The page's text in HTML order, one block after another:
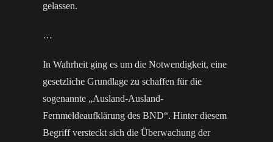
gelassen.
…
In Wahrheit ging es um die Notwendigkeit, eine
gesetzliche Grundlage zu schaffen für die
sogenannte „Ausland-Ausland-
Fernmeldeaufklärung des BND“. Hinter diesem
Begriff versteckt sich die Überwachung der